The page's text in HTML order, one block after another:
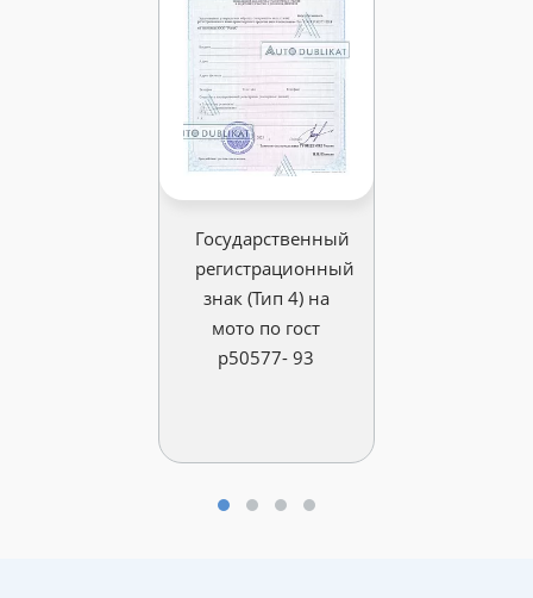
Государственный
регистрационный
знак (Тип 4) на
мото по гост
р50577- 93